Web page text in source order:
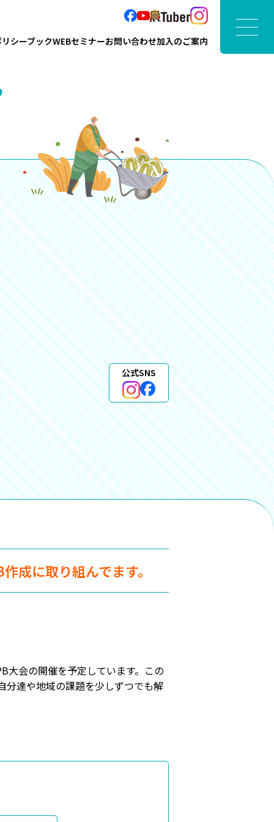
シーブックWEBセミナーお問い合わせ加入のご案内
公式SNS
成に取り組んでます。
大会の開催を予定しています。この
分達や地域の課題を少しずつでも解